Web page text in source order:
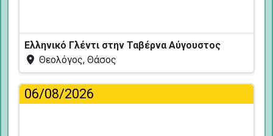
Ελληνικό Γλέντι στην Ταβέρνα Αύγουστος
Θεολόγος, Θάσος
06/08/2026